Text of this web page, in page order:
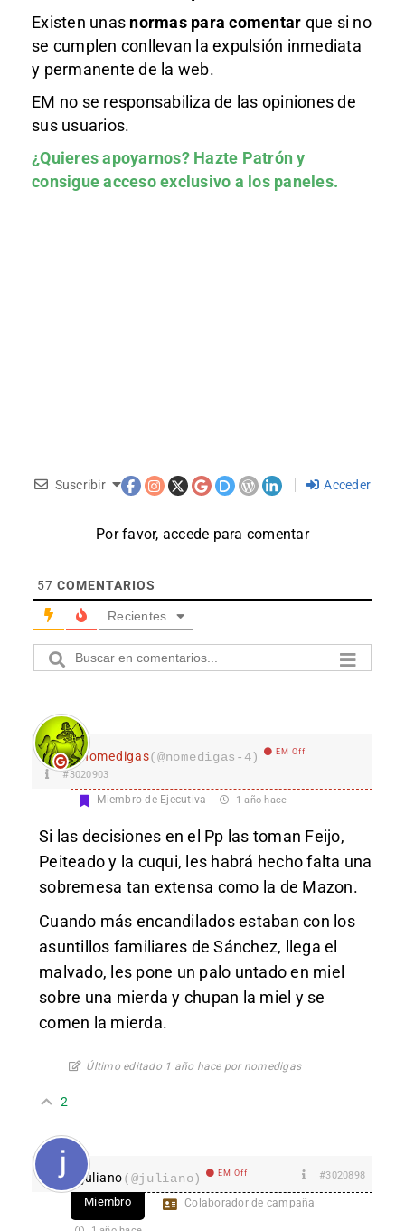
Existen unas normas para comentar que si no
se cumplen conllevan la expulsión inmediata
y permanente de la web.
EM no se responsabiliza de las opiniones de
sus usuarios.
¿Quieres apoyarnos? Hazte Patróny
consigue acceso exclusivo a los paneles.
Suscribir Acceder
Por favor, accede para comentar
57 COMENTARIOS
Recientes
nomedigas(@nomedigas-4) EM Off
#3020903
Miembro de Ejecutiva 1 año hace
Si las decisiones en el Pp las toman Feijo,
Peiteado y la cuqui, les habrá hecho falta una
sobremesa tan extensa como la de Mazon.
Cuando más encandilados estaban con los
asuntillos familiares de Sánchez, llega el
malvado, les pone un palo untado en miel
sobre una mierda y chupan la miel y se
comen la mierda.
Último editado 1 año hace por nomedigas
2
juliano(@juliano) EM Off #3020898
Miembro Colaborador de campaña